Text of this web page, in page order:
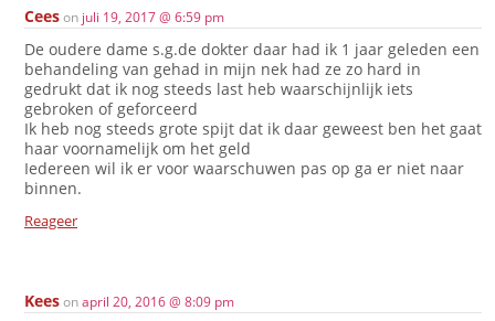
Ceeson juli 19, 2017 @ 6:59 pm
De oudere dame s.g.de dokter daar had ik 1 jaar geleden een
behandeling van gehad in mijn nek had ze zo hard in
gedrukt dat ik nog steeds last heb waarschijnlijk iets
gebroken of geforceerd
Ik heb nog steeds grote spijt dat ik daar geweest ben het gaat
haar voornamelijk om het geld
Iedereen wil ik er voor waarschuwen pas op ga er niet naar
binnen.
Reageer
Keesonapril 20, 2016 @ 8:09 pm